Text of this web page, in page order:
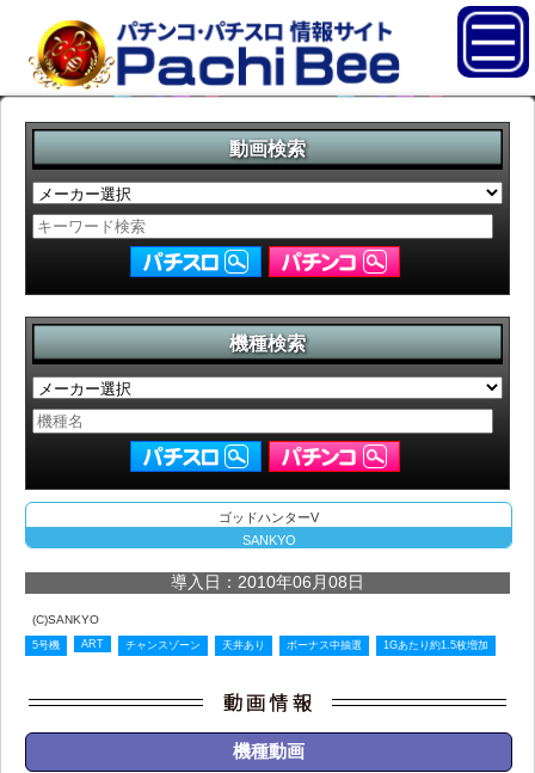
動画検索
機種検索
ゴッドハンターV
SANKYO
導入日：2010年06月08日
(C)SANKYO
5号機 ART チャンスゾーン 天井あり ボーナス中抽選 1Gあたり約1.5枚増加
機種動画